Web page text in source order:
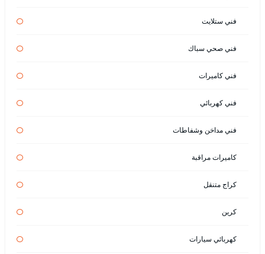
فني ستلايت
فني صحي سباك
فني كاميرات
فني كهربائي
فني مداخن وشفاطات
كاميرات مراقبة
كراج متنقل
كرين
كهربائي سيارات